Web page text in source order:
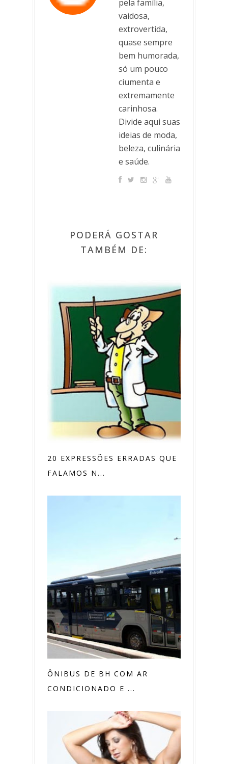
pela família,
vaidosa,
extrovertida,
quase sempre
bem humorada,
só um pouco
ciumenta e
extremamente
carinhosa.
Divide aqui suas
ideias de moda,
beleza, culinária
e saúde.
PODERÁ GOSTAR
TAMBÉM DE:
20 EXPRESSÕES ERRADAS QUE
FALAMOS N...
ÔNIBUS DE BH COM AR
CONDICIONADO E ...